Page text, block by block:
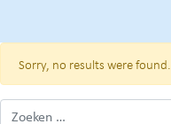
Sorry, no results were found.